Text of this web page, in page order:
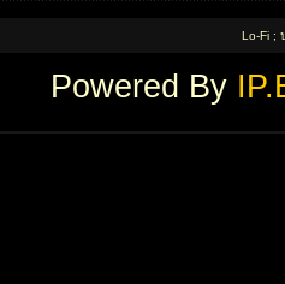
Lo-Fi ;
Powered By